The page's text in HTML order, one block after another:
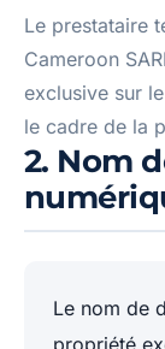
Le prestataire
Cameroon
exclusive sur
le cadre de la
2. Nom
Le nom de